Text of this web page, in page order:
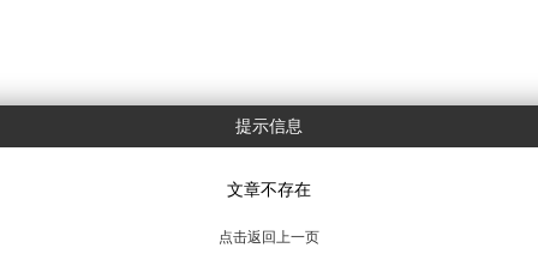
提示信息
文章不存在
点击返回上一页